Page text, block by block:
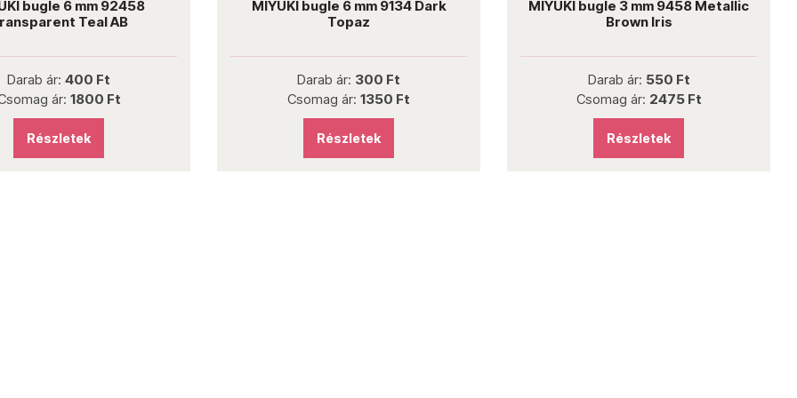
bugle 6 mm 92458
Teal AB
Darab ár: 400 Ft
ár: 1800 Ft
Részletek
MIYUKI bugle 6 mm 9134 Dark
Topaz
Darab ár: 300 Ft
Csomag ár: 1350 Ft
Részletek
MIYUKI bugle 3 mm 9458 Metallic
Brown Iris
Darab ár: 550 Ft
Csomag ár: 2475 Ft
Részletek